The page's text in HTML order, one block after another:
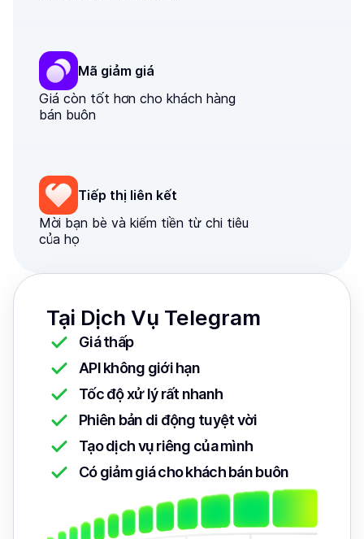
Mã giảm giá
Giá còn tốt hơn cho khách hàng
bán buôn
Tiếp thị liên kết
Mời bạn bè và kiếm tiền từ chi tiêu
của họ
Tại Dịch Vụ Telegram
Giá thấp
API không giới hạn
Tốc độ xử lý rất nhanh
Phiên bản di động tuyệt vời
Tạo dịch vụ riêng của mình
Có giảm giá cho khách bán buôn